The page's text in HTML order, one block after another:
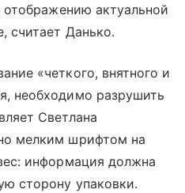
отображению актуальной
считает Данько.
«четкого, внятного и
необходимо разрушить
Светлана
мелким шрифтом на
информация должна
сторону упаковки.